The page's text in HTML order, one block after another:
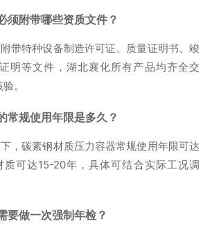
须附带哪些资质文件？
带特种设备制造许可证、质量证明书、竣
明等文件，湖北襄化所有产品均齐全交
。
常规使用年限是多久？
，碳素钢材质压力容器常规使用年限可达
质可达15-20年，具体可结合实际工况调
要做一次强制年检？